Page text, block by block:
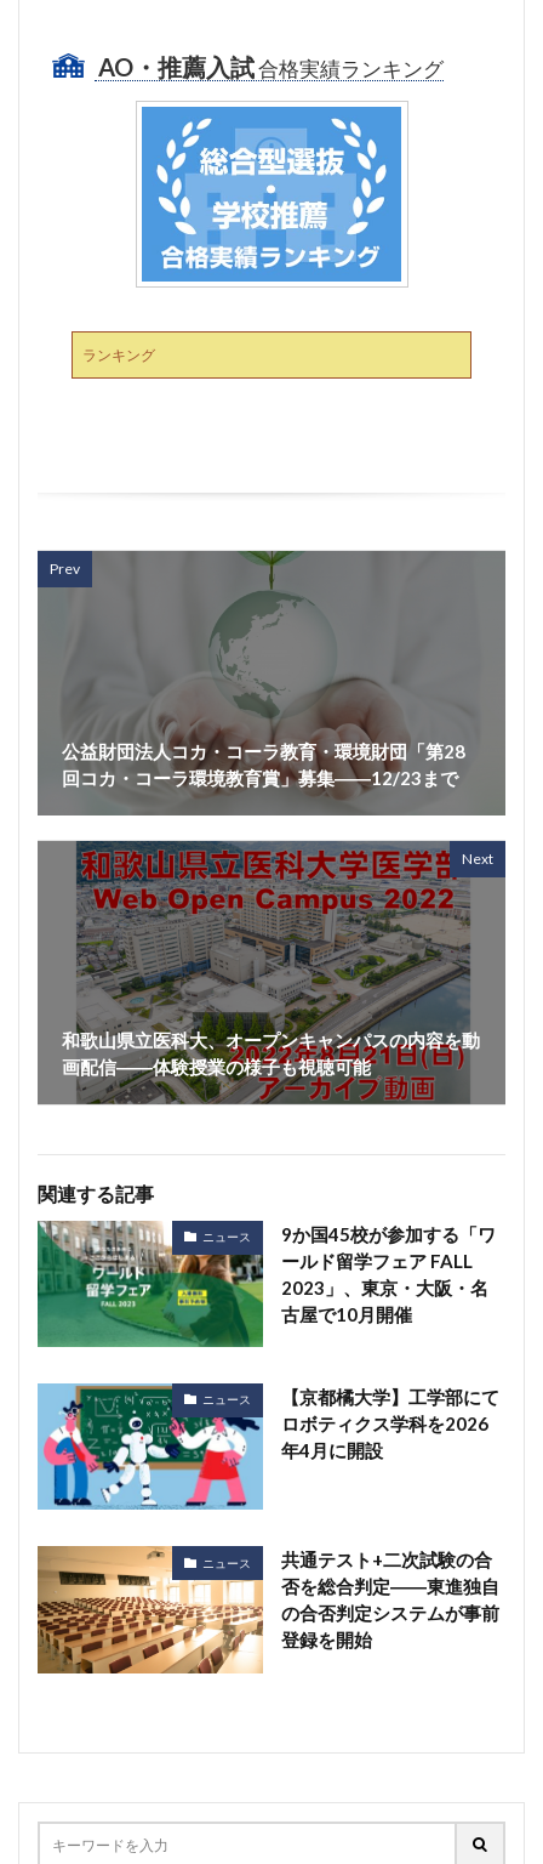
AO・推薦入試合格実績ランキング
ランキング
Prev
公益財団法人コカ・コーラ教育・環境財団「第28
回コカ・コーラ環境教育賞」募集――12/23まで
Next
和歌山県立医科大、オープンキャンパスの内容を動
画配信――体験授業の様子も視聴可能
関連する記事
ニュース
9か国45校が参加する「ワ
ールド留学フェア FALL
2023」、東京・大阪・名
古屋で10月開催
ニュース
【京都橘大学】工学部にて
ロボティクス学科を2026
年4月に開設
ニュース
共通テスト+二次試験の合
否を総合判定――東進独自
の合否判定システムが事前
登録を開始